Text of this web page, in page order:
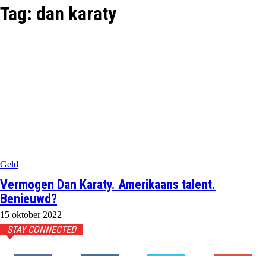
Tag: dan karaty
Geld
Vermogen Dan Karaty. Amerikaans talent.
Benieuwd?
15 oktober 2022
STAY CONNECTED